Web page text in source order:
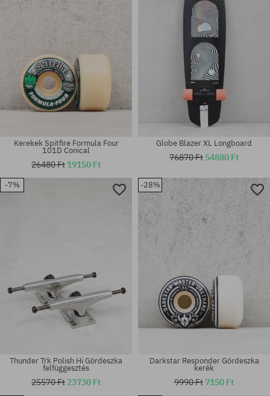
Elérhető méretek:
Elérhető méretek:
5.5
Kerekek Spitfire Formula Four
101D Conical
26480 Ft 19150 Ft
Globe Blazer XL Longboard
76870 Ft 54880 Ft
-7%
Thunder Trk Polish Hi Gördeszka
felfüggesztés
25570 Ft 23730 Ft
-28%
Darkstar Responder Gördeszka
kerék
9990 Ft 7150 Ft